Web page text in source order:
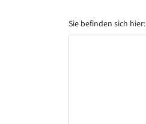
Sie befinden sich hier: